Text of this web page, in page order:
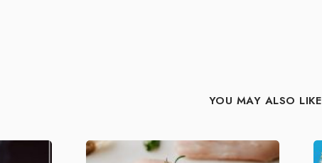
YOU MAY ALSO LIKE